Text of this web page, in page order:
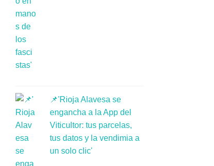
📌'Rioja Alavesa se
engancha a la App del
Viticultor: tus parcelas,
tus datos y la vendimia a
un solo clic'